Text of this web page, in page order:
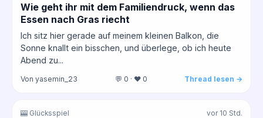
Wie geht ihr mit dem Familiendruck, wenn das
Essen nach Gras riecht
Ich sitz hier gerade auf meinem kleinen Balkon, die
Sonne knallt ein bisschen, und überlege, ob ich heute
Abend zu...
Von yasemin_23 💬 0 · ❤️ 0 Thread lesen →
🎰 Glücksspiel vor 10 Std.